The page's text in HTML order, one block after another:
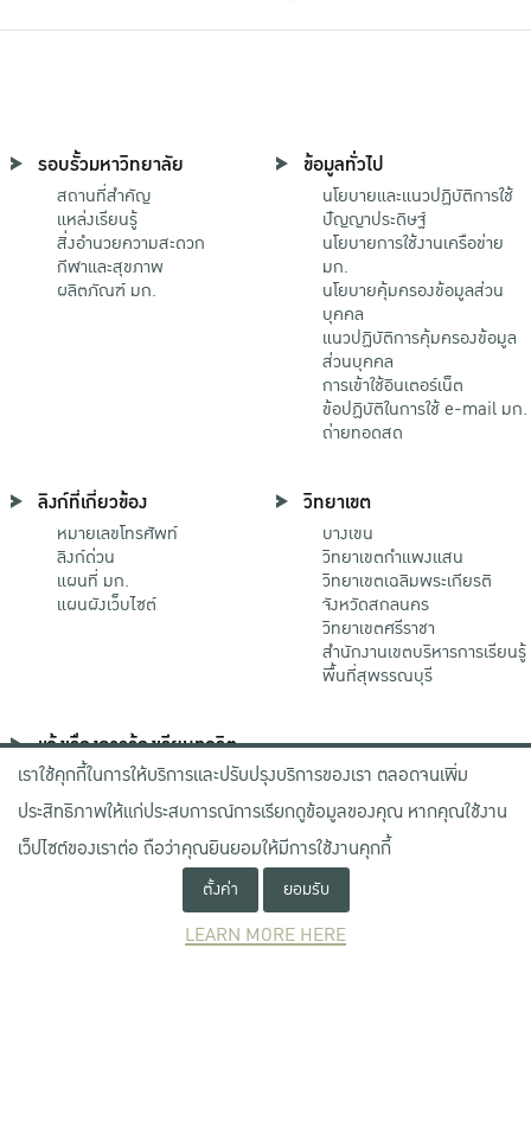
รอบรั้วมหาวิทยาลัย
สถานที่สำคัญ
แหล่งเรียนรู้
สิ่งอำนวยความสะดวก
กีฬาและสุขภาพ
ผลิตภัณฑ์ มก.
ข้อมูลทั่วไป
นโยบายและแนวปฏิบัติการใช้
ปัญญาประดิษฐ์
นโยบายการใช้งานเครือข่าย
มก.
นโยบายคุ้มครองข้อมูลส่วน
บุคคล
แนวปฏิบัติการคุ้มครองข้อมูล
ส่วนบุคคล
การเข้าใช้อินเตอร์เน็ต
ข้อปฏิบัติในการใช้ e-mail มก.
ถ่ายทอดสด
ลิงก์ที่เกี่ยวข้อง
หมายเลขโทรศัพท์
ลิงก์ด่วน
แผนที่ มก.
แผนผังเว็บไซต์
วิทยาเขต
บางเขน
วิทยาเขตกําแพงแสน
วิทยาเขตเฉลิมพระเกียรติ
จังหวัดสกลนคร
วิทยาเขตศรีราชา
สำนักงานเขตบริหารการเรียนรู้
พื้นที่สุพรรณบุรี
แจ้งเรื่องการร้องเรียนทุจริต
ช่องทางมหาวิทยาลัย
เกษตรศาสตร์
ช่องทางสำนักงาน ป.ป.ช.
ช่องทางสำนักงาน ป.ป.ท.
NEWCOMER
เราใช้คุกกี้ในการให้บริการและปรับปรุงบริการของเรา ตลอดจนเพิ่ม
ประสิทธิภาพให้แก่ประสบการณ์การเรียกดูข้อมูลของคุณ หากคุณใช้งาน
เว็ปไซต์ของเราต่อ ถือว่าคุณยินยอมให้มีการใช้งานคุกกี้
ตั้งค่า ยอมรับ
LEARN MORE HERE